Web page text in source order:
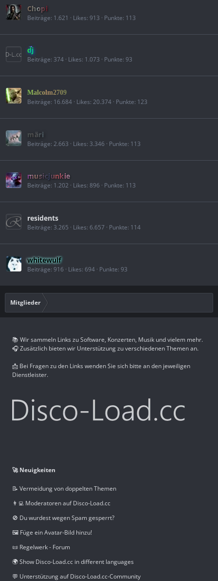
Chopi
Beiträge 1.621 Likes 913 Punkte 113
dj
Beiträge 374 Likes 1.073 Punkte 93
Malcolm2709
Beiträge 16.684 Likes 20.374 Punkte 123
märi
Beiträge 2.663 Likes 3.346 Punkte 113
musicjunkie
Beiträge 1.202 Likes 896 Punkte 113
residents
Beiträge 3.265 Likes 6.657 Punkte 114
whitewulf
Beiträge 916 Likes 694 Punkte 93
Mitglieder
📚 Wir sammeln Links zu Software, Konzerten, Musik und vielem mehr.
🎧 Zusätzlich bieten wir Unterstützung zu verschiedenen Themen an.
📩 Bei Fragen zu den Links wenden Sie sich bitte an den jeweiligen
Dienstleister.
🚀 Neuigkeiten
📝 Vermeidung von doppelten Themen
👨‍💻 Moderatoren auf Disco-Load.cc
🚫 Du wurdest wegen Spam gesperrt?
🖼️ Füge ein Avatar-Bild hinzu!
📜 Regelwerk - Forum
🌍 Show Disco-Load.cc in different languages
💬 Unterstützung auf Disco-Load.cc-Community